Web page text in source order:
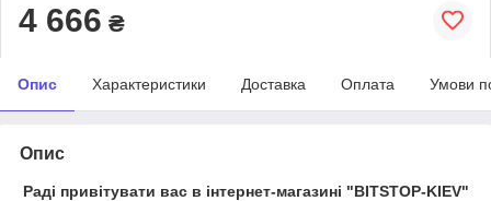
4 666 ₴
Опис Характеристики Доставка Оплата Умови
Опис
Раді привітувати вас в інтернет-магазині "BITSTOP-KIEV"